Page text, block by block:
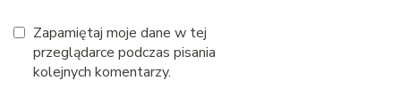
Zapamiętaj moje dane w tej
przeglądarce podczas pisania
kolejnych komentarzy.